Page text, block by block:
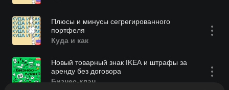
Плюсы и минусы сегрегированного
портфеля
Куда и как
Новый товарный знак IKEA и штрафы за
аренду без договора
Бизнес-клан